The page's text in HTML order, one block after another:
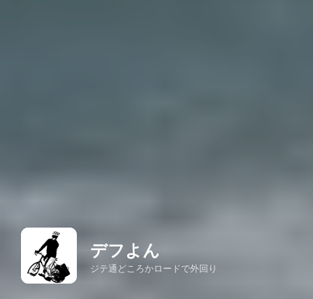
デフよん
ジテ通どころかロードで外回り